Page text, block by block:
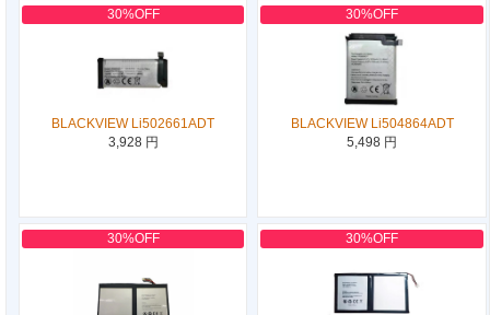
30%OFF
BLACKVIEW Li502661ADT
3,928 円
30%OFF
BLACKVIEW Li504864ADT
5,498 円
30%OFF 30%OFF